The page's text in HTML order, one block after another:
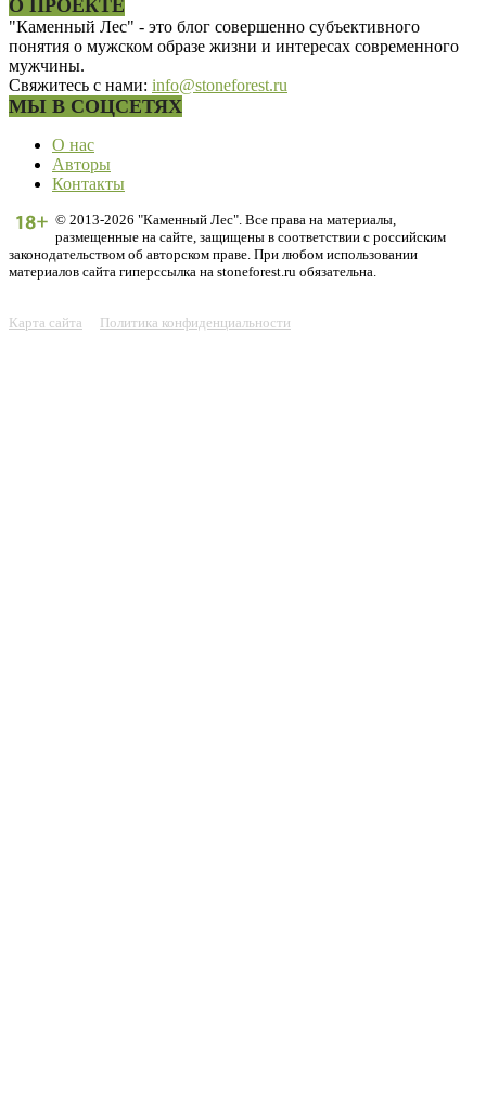
О ПРОЕКТЕ
"Каменный Лес" - это блог совершенно субъективного
понятия о мужском образе жизни и интересах современного
мужчины.
Свяжитесь с нами: info@stoneforest.ru
МЫ В СОЦСЕТЯХ
О нас
Авторы
Контакты
© 2013-2026 "Каменный Лес". Все права на материалы,
размещенные на сайте, защищены в соответствии с российским
законодательством об авторском праве. При любом использовании
материалов сайта гиперссылка на stoneforest.ru обязательна.
Карта сайта Политика конфиденциальности